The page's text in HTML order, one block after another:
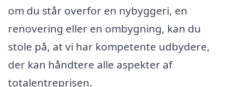
om du står overfor en nybyggeri, en
renovering eller en ombygning, kan du
stole på, at vi har kompetente udbydere,
der kan håndtere alle aspekter af
totalentreprisen.